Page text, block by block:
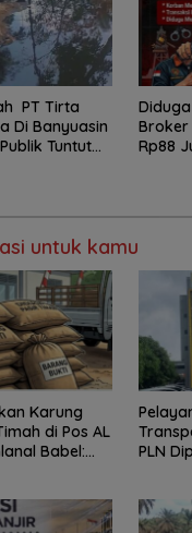
PT Tirta
Di Banyuasin
Tuntut
Broker
Rp88
untuk kamu
Karung
di Pos AL
Babel:
PLN